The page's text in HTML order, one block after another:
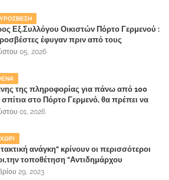
Εξ.Συλλόγου Οικιστών Πόρτο Γερμενού :
έφυγαν πριν από τους
05, 2026
της πληροφορίας για πάνω από 100
σπίτια στο Πόρτο Γερμενό, θα πρέπει να
ευθύνες για την ολοσχερή
παραδείσου της Αττικής
01, 2026
ανάγκη" κρίνουν οι περισσότεροι
τοποθέτηση "Αντιδημάρχου
Ζώνης" στο Δήμο Μάνδρας-Ειδυλλίας!
29, 2023